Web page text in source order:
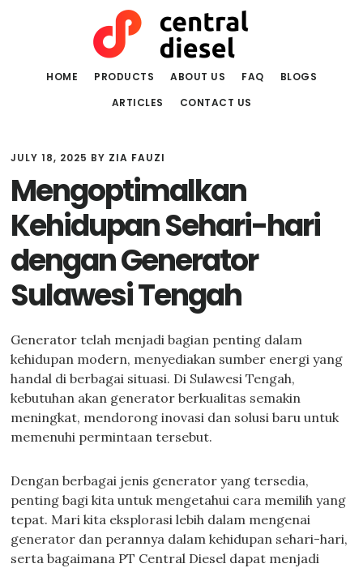
HOME PRODUCTS ABOUT US FAQ
BLOGS
ARTICLES
CONTACT US
JULY 18, 2025 BY ZIA FAUZI
Mengoptimalkan
Kehidupan Sehari-hari
dengan Generator
Sulawesi Tengah
Generator telah menjadi bagian penting dalam
kehidupan modern, menyediakan sumber energi yang
handal di berbagai situasi. Di Sulawesi Tengah,
kebutuhan akan generator berkualitas semakin
meningkat, mendorong inovasi dan solusi baru untuk
memenuhi permintaan tersebut.
Dengan berbagai jenis generator yang tersedia,
penting bagi kita untuk mengetahui cara memilih yang
tepat. Mari kita eksplorasi lebih dalam mengenai
generator dan perannya dalam kehidupan sehari-hari,
serta bagaimana PT Central Diesel dapat menjadi